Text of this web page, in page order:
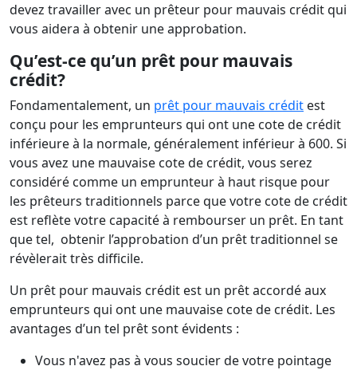
devez travailler avec un prêteur pour mauvais crédit qui
vous aidera à obtenir une approbation.
Qu’est-ce qu’un prêt pour mauvais
crédit?
Fondamentalement, un prêt pour mauvais crédit est
conçu pour les emprunteurs qui ont une cote de crédit
inférieure à la normale, généralement inférieur à 600. Si
vous avez une mauvaise cote de crédit, vous serez
considéré comme un emprunteur à haut risque pour
les prêteurs traditionnels parce que votre cote de crédit
est reflète votre capacité à rembourser un prêt. En tant
que tel, obtenir l’approbation d’un prêt traditionnel se
révèlerait très difficile.
Un prêt pour mauvais crédit est un prêt accordé aux
emprunteurs qui ont une mauvaise cote de crédit. Les
avantages d’un tel prêt sont évidents :
Vous n'avez pas à vous soucier de votre pointage